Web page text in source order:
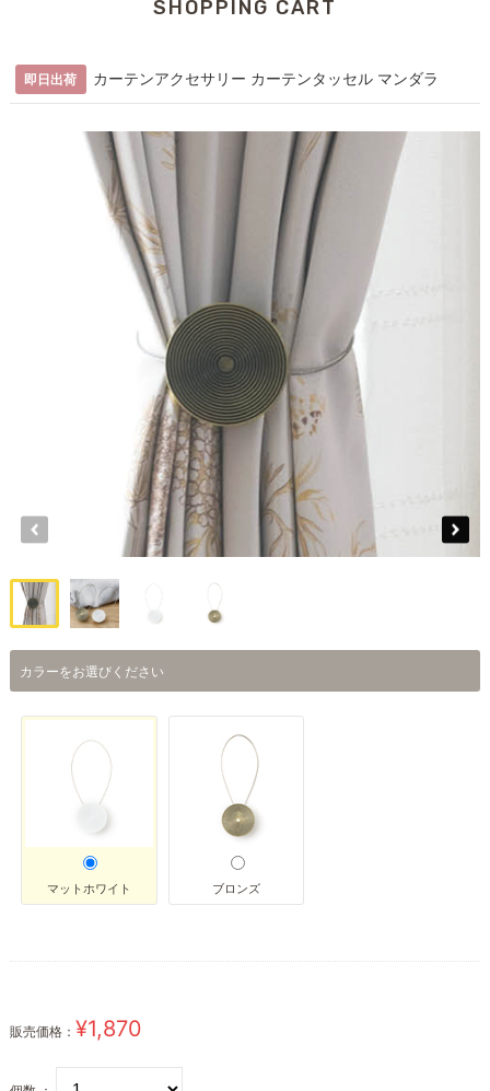
SHOPPING CART
即日出荷 カーテンアクセサリー カーテンタッセル マンダラ
カラーをお選びください
マットホワイト ブロンズ
販売価格： ¥1,870